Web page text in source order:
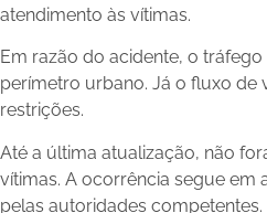
atendimento às vítimas.
Em razão do acidente, o
perímetro urbano. Já o fluxo de
restrições.
Até a última atualização, não
vítimas. A ocorrência segue em
pelas autoridades competentes.